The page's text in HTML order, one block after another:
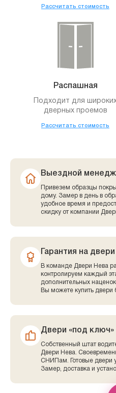
Рассчитать стоимость
Распашная
Подходит для
дверных проемов
Рассчитать стоимость
Выездной
Привезем образцы
дому. Замер в день в
удобное время и
скидку от компании
Гарантия на
В команде Двери Нева
контролируем каждый
дополнительных
Вы можете купить двери
Двери «под ключ»
Собственный штат
Двери Нева.
СНИПам. Готовые двери
Замер, доставка и